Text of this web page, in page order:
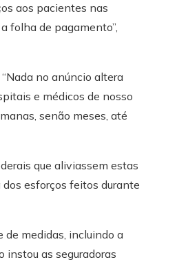
aos pacientes nas
folha de pagamento”,
no anúncio altera
e médicos de nosso
senão meses, até
que aliviassem estas
esforços feitos durante
de medidas, incluindo a
as seguradoras